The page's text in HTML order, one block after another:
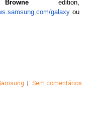
edition,
galaxyou
Sem comentários